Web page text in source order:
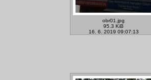
obr01.jpg
95.3 KiB
16. 6. 2019 09:07:13